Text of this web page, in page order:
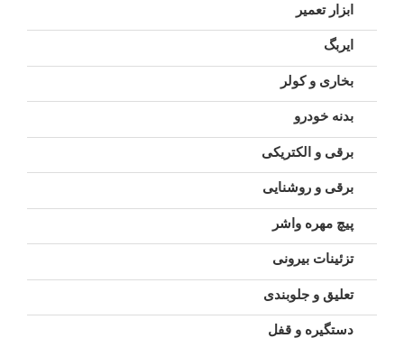
ابزار تعمیر
ایربگ
بخاری و کولر
بدنه خودرو
برقی و الکتریکی
برقی و روشنایی
پیچ مهره واشر
تزئینات بیرونی
تعلیق و جلوبندی
دستگیره و قفل